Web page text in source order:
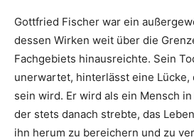
Gottfried Fischer war ein
dessen Wirken weit über die
Fachgebiets hinausreichte. Sein
unerwartet, hinterlässt eine
sein wird. Er wird als ein Mensch
der stets danach strebte, das
ihn herum zu bereichern und zu